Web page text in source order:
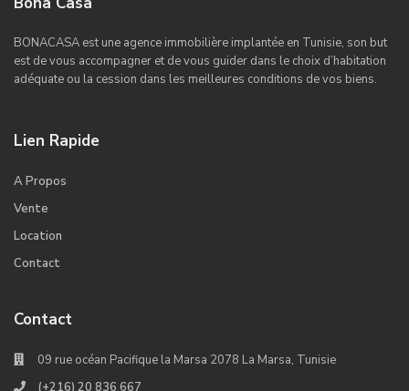
BONACASA est une agence immobilière implantée en Tunisie, son but
est de vous accompagner et de vous guider dans le choix d’habitation
adéquate ou la cession dans les meilleures conditions de vos biens.
Lien Rapide
A Propos
Vente
Location
Contact
Contact
09 rue océan Pacifique la Marsa 2078 La Marsa, Tunisie
(+216) 20 836 667